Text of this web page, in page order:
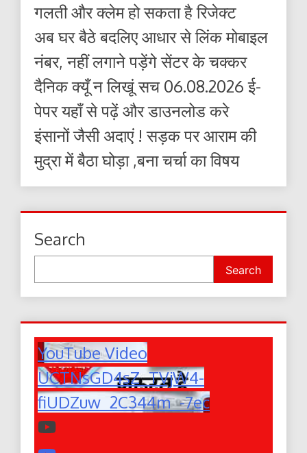
गलती और क्लेम हो सकता है रिजेक्ट
अब घर बैठे बदलिए आधार से लिंक मोबाइल
नंबर, नहीं लगाने पड़ेंगे सेंटर के चक्कर
दैनिक क्यूँ न लिखूं सच 06.08.2026 ई-
पेपर यहाँ से पढ़ें और डाउनलोड करे
इंसानों जैसी अदाएं ! सड़क पर आराम की
मुद्रा में बैठा घोड़ा ,बना चर्चा का विषय
Search
Search
YouTube Video
UCTNsGD4sZ_TVjW4-
fiUDZuw_2C344m_-7ec